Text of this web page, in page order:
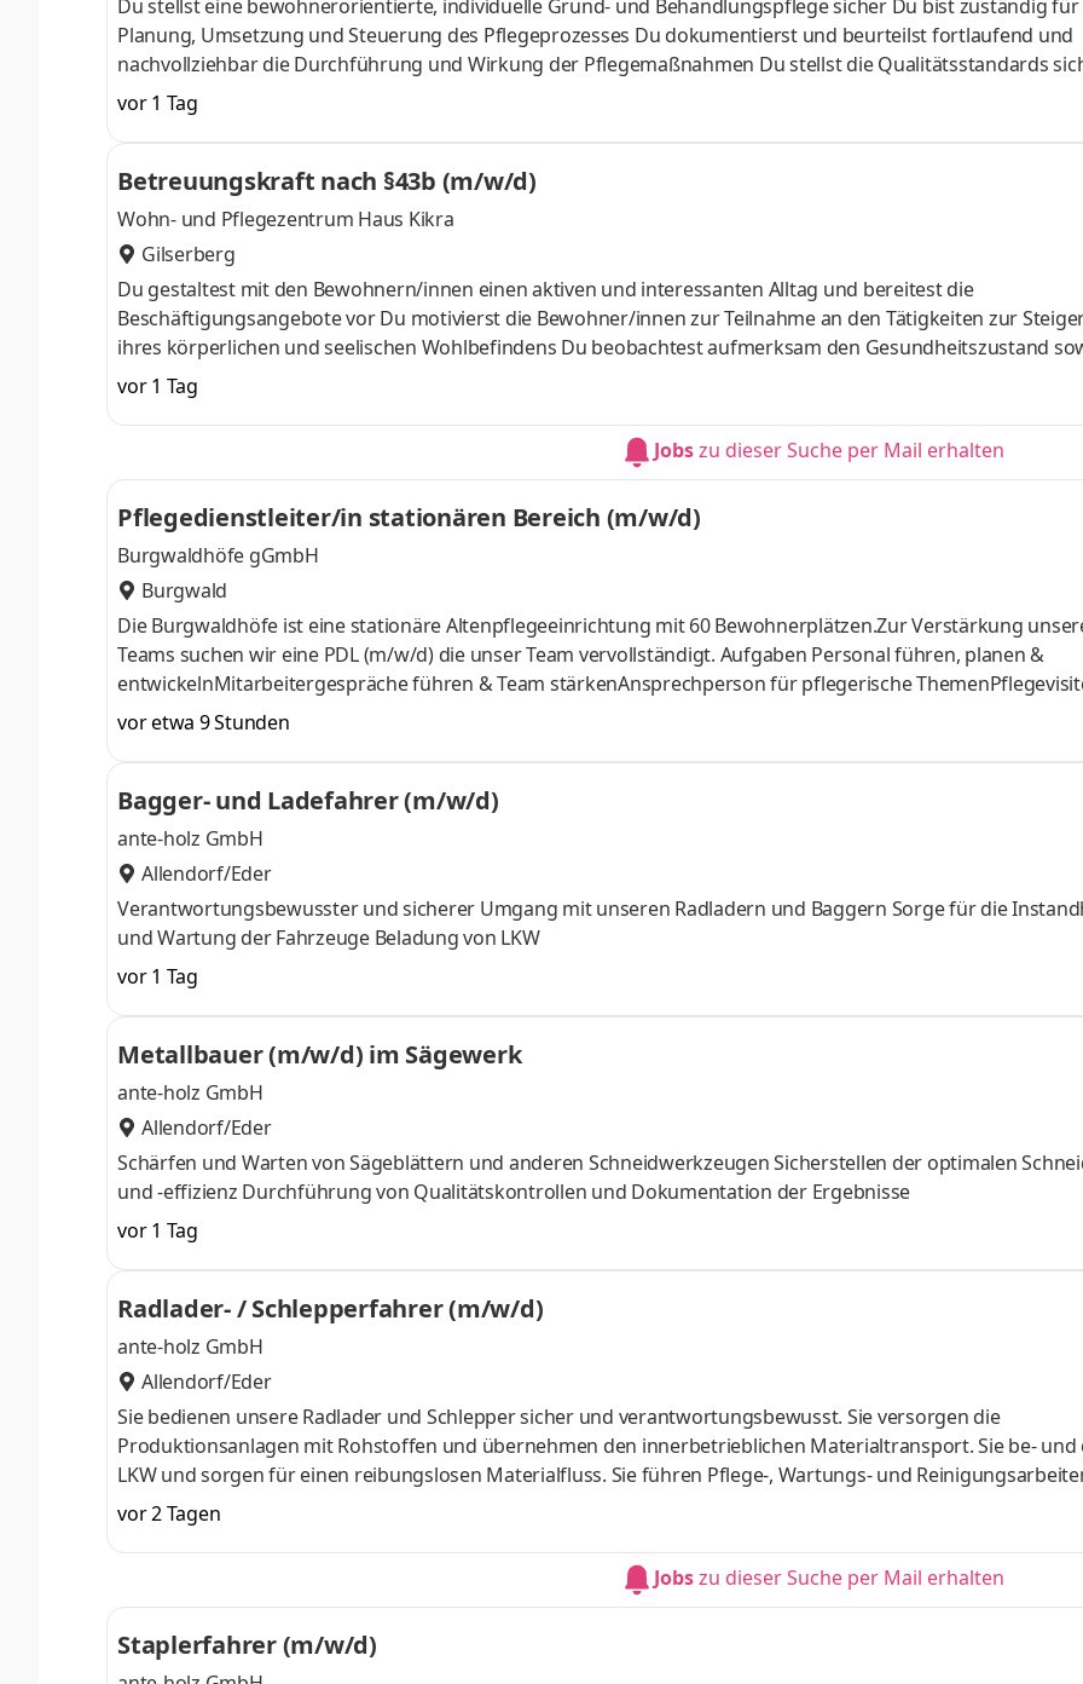
Du stellst eine bewohnerorientierte, individuelle Grund- und Behandlungspflege sicher Du bist zuständig für
Planung, Umsetzung und Steuerung des Pflegeprozesses Du dokumentierst und beurteilst fortlaufend und
nachvollziehbar die Durchführung und Wirkung der Pflegemaßnahmen Du stellst die Qualitätsstandards
arbeitest bei den kontinuierlichen Verbesserungsprozessen mit Du bist Ansprechpartner für Bewohner/innen,
Kunden/innen und Angehörige
vor 1 Tag
Betreuungskraft nach §43b (m/w/d)
Wohn- und Pflegezentrum Haus Kikra
Gilserberg
Du gestaltest mit den Bewohnern/innen einen aktiven und interessanten Alltag und bereitest die
Beschäftigungsangebote vor Du motivierst die Bewohner/innen zur Teilnahme an den Tätigkeiten zur
ihres körperlichen und seelischen Wohlbefindens Du beobachtest aufmerksam den Gesundheitszustand
Verhalten der Bewohner/innen und dokumentierst dies unter Beachtung der gesetzlichen Vorschriften Du
jederzeit ein offenes Ohr für Alltägliches und die Bedürfnisse der Bewohner/innen
vor 1 Tag
Jobszu dieser Suche per Mail erhalten
Pflegedienstleiter/in stationären Bereich (m/w/d)
Burgwaldhöfe gGmbH
Burgwald
Die Burgwaldhöfe ist eine stationäre Altenpflegeeinrichtung mit 60 Bewohnerplätzen.Zur Verstärkung
Teams suchen wir eine PDL (m/w/d) die unser Team vervollständigt. Aufgaben Personal führen, planen &
entwickelnMitarbeitergespräche führen & Team stärkenAnsprechperson für pflegerische
organisieren & durchführenArbeitsabläufe optimierenRisikomanagement verantwortenInterne & externe
Weiterbildung zur Pflegedienstleitung (PDL)Mehrjährige Berufserfahrung in der PflegeAusgeprägte
Kommunikationsfähigkeit & soziale KompetenzSicherer Umgang mit Patient:innen, Angehörigen &
vor etwa 9 Stunden
Bagger- und Ladefahrer (m/w/d)
ante-holz GmbH
Allendorf/Eder
Verantwortungsbewusster und sicherer Umgang mit unseren Radladern und Baggern Sorge für die Instandhaltung
und Wartung der Fahrzeuge Beladung von LKW
vor 1 Tag
Metallbauer (m/w/d) im Sägewerk
ante-holz GmbH
Allendorf/Eder
Schärfen und Warten von Sägeblättern und anderen Schneidwerkzeugen Sicherstellen der optimalen
und -effizienz Durchführung von Qualitätskontrollen und Dokumentation der Ergebnisse
vor 1 Tag
Radlader- / Schlepperfahrer (m/w/d)
ante-holz GmbH
Allendorf/Eder
Sie bedienen unsere Radlader und Schlepper sicher und verantwortungsbewusst. Sie versorgen die
Produktionsanlagen mit Rohstoffen und übernehmen den innerbetrieblichen Materialtransport. Sie be- und
LKW und sorgen für einen reibungslosen Materialfluss. Sie führen Pflege-, Wartungs- und
eingesetzten Fahrzeugen durch. Sie unterstützen aktiv einen sicheren, effizienten und störungsfreien
Produktionsablauf. Sie verfügen idealerweise über Erfahrung im Führen von Radladern, Schleppern oder
vergleichbaren Maschinen. Sie bringen technisches Verständnis sowie eine selbstständige und
verantwortungsbewusste Arbeitsweise mit. Zuverlässigkeit, Teamfähigkeit und Einsatzbe
vor 2 Tagen
Jobszu dieser Suche per Mail erhalten
Staplerfahrer (m/w/d)